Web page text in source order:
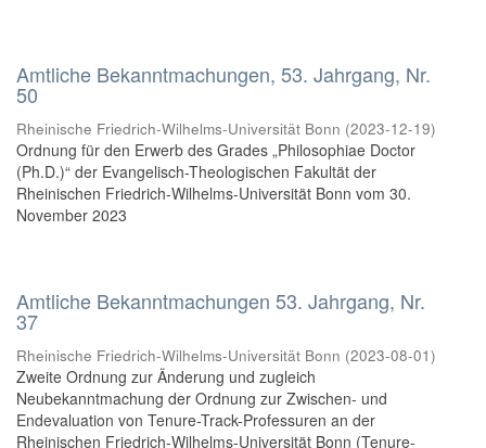
Amtliche Bekanntmachungen, 53. Jahrgang, Nr.
50
Rheinische Friedrich-Wilhelms-Universität Bonn (2023-12-19)
Ordnung für den Erwerb des Grades „Philosophiae Doctor
(Ph.D.)“ der Evangelisch-Theologischen Fakultät der
Rheinischen Friedrich-Wilhelms-Universität Bonn vom 30.
November 2023
Amtliche Bekanntmachungen 53. Jahrgang, Nr.
37
Rheinische Friedrich-Wilhelms-Universität Bonn (2023-08-01)
Zweite Ordnung zur Änderung und zugleich
Neubekanntmachung der Ordnung zur Zwischen- und
Endevaluation von Tenure-Track-Professuren an der
Rheinischen Friedrich-Wilhelms-Universität Bonn (Tenure-